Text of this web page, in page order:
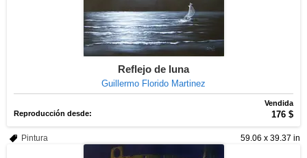
Reflejo de luna
Guillermo Florido Martinez
Vendida
Reproducción desde:
176 $
59.06 x 39.37 in
Pintura